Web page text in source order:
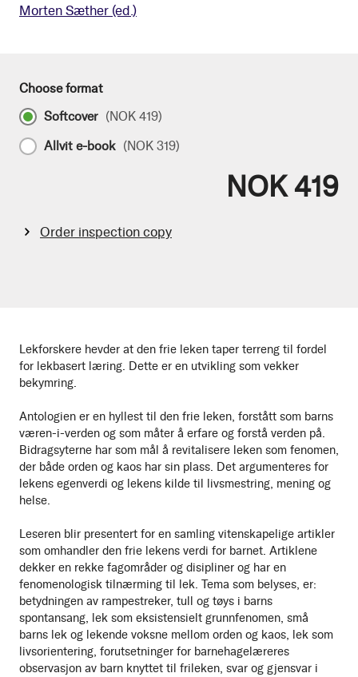
Morten Sæther (ed.)
Lekforskere hevder at den frie leken taper terreng til fordel
for lekbasert læring. Dette er en utvikling som vekker
bekymring.
Antologien er en hyllest til den frie leken, forstått som barns
væren-i-verden og som måter å erfare og forstå verden på.
Bidragsyterne har som mål å revitalisere leken som fenomen,
der både orden og kaos har sin plass. Det argumenteres for
lekens egenverdi og lekens kilde til livsmestring, mening og
helse.
Leseren blir presentert for en samling vitenskapelige artikler
som omhandler den frie lekens verdi for barnet. Artiklene
dekker en rekke fagområder og disipliner og har en
fenomenologisk tilnærming til lek. Tema som belyses, er:
betydningen av rampestreker, tull og tøys i barns
spontansang, lek som eksistensielt grunnfenomen, små
barns lek og lekende voksne mellom orden og kaos, lek som
livsorientering, forutsetninger for barnehagelæreres
observasjon av barn knyttet til frileken, svar og gjensvar i
Choose format
Softcover (NOK 419)
Allvit e-book (NOK 319)
NOK 419
Order inspection copy